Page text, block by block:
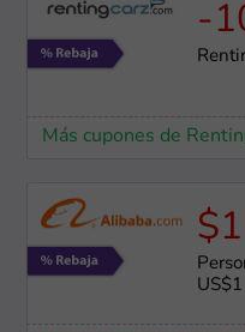
-
Más cupones de
$1
US$1